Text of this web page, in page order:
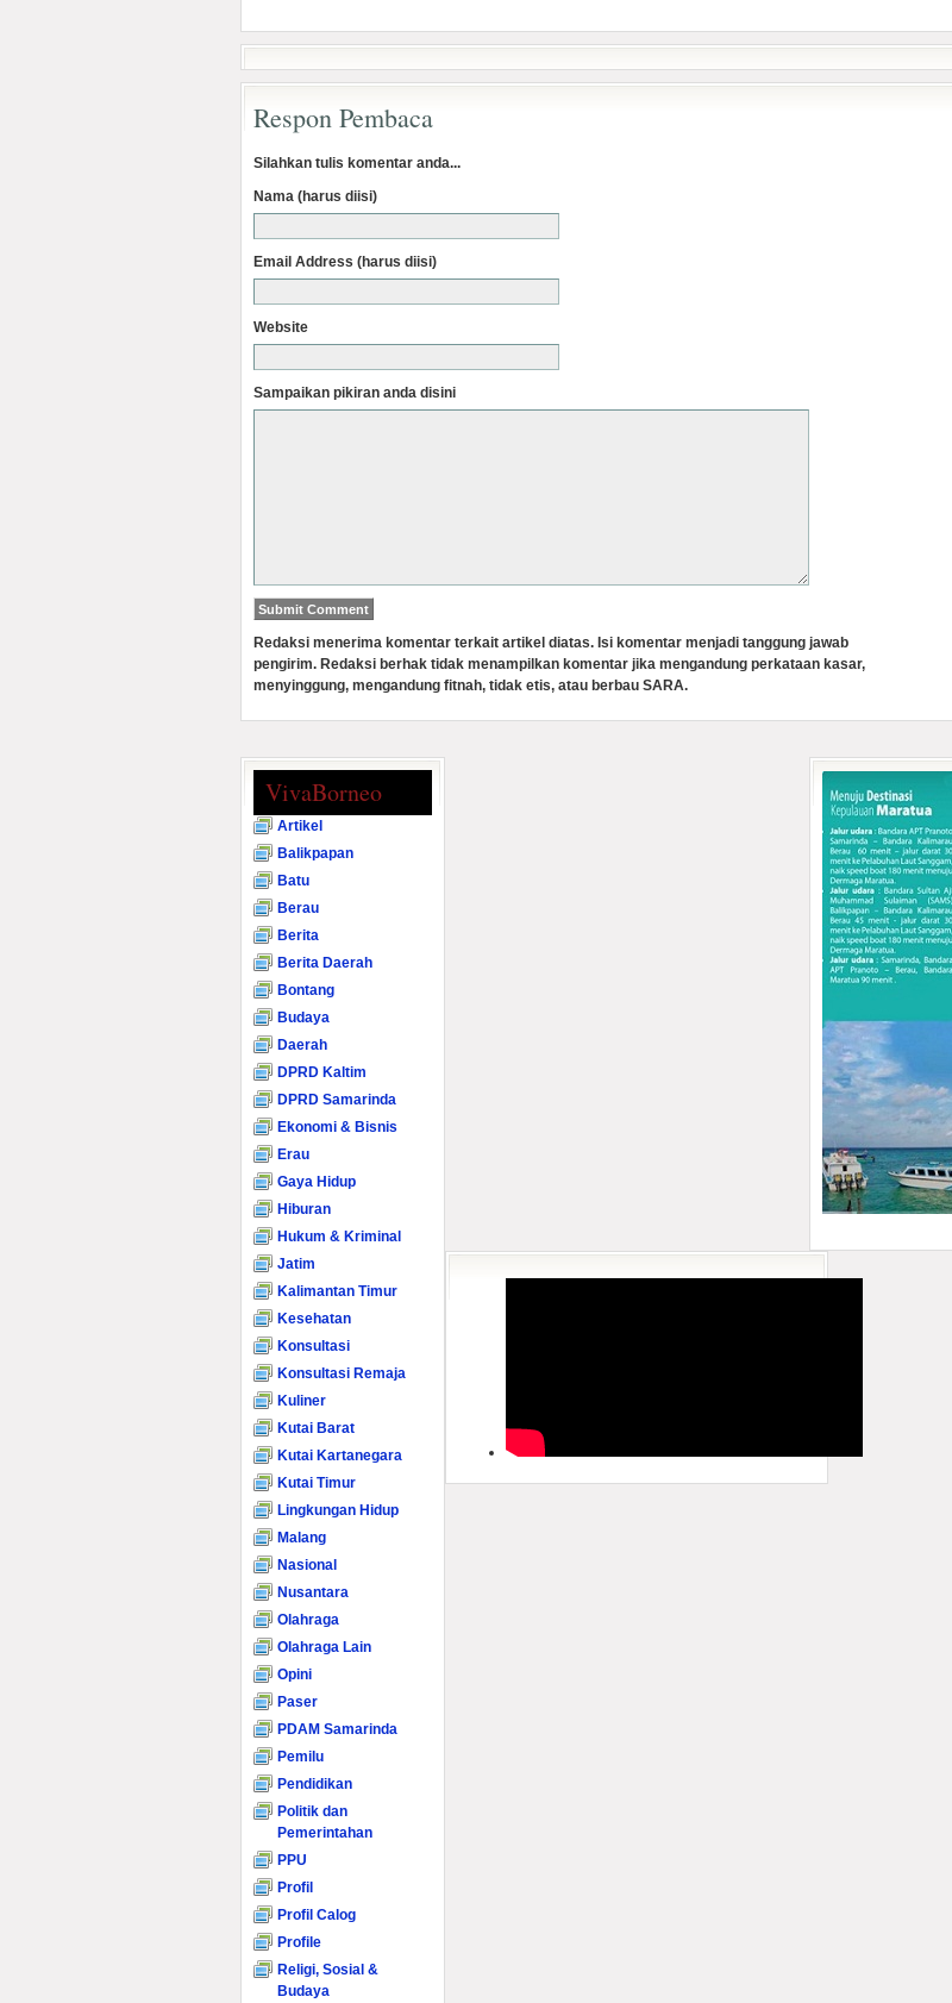
Respon Pembaca
Silahkan tulis komentar anda...
Nama (harus diisi)
Email Address (harus diisi)
Website
Sampaikan pikiran anda disini
Redaksi menerima komentar terkait artikel diatas. Isi komentar menjadi tanggung jawab
pengirim. Redaksi berhak tidak menampilkan komentar jika mengandung perkataan kasar,
menyinggung, mengandung fitnah, tidak etis, atau berbau SARA.
VivaBorneo
Artikel
Balikpapan
Batu
Berau
Berita
Berita Daerah
Bontang
Budaya
Daerah
DPRD Kaltim
DPRD Samarinda
Ekonomi & Bisnis
Erau
Gaya Hidup
Hiburan
Hukum & Kriminal
Jatim
Kalimantan Timur
Kesehatan
Konsultasi
Konsultasi Remaja
Kuliner
Kutai Barat
Kutai Kartanegara
Kutai Timur
Lingkungan Hidup
Malang
Nasional
Nusantara
Olahraga
Olahraga Lain
Opini
Paser
PDAM Samarinda
Pemilu
Pendidikan
Politik dan
Pemerintahan
PPU
Profil
Profil Calog
Profile
Religi, Sosial &
Budaya